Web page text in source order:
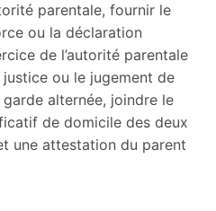
parentale, fournir le
ou la déclaration
de l’autorité parentale
ou le jugement de
alternée, joindre le
de domicile des deux
une attestation du parent